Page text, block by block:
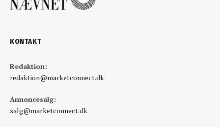
KONTAKT
Redaktion:
redaktion@marketconnect.dk
Annoncesalg:
salg@marketconnect.dk